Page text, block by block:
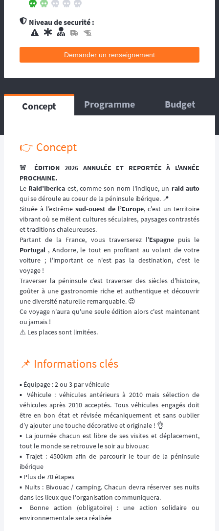
Niveau de securité :
contacts d’assistance médicale locale.
L’organisation dispose de médecin(s), et
d’une équipe médicale. Ils se répartissent sur
le circuit, ou suivent la progression de la
course. La balise satellitaire est fortement
conseillée pour les accidents qui pourraient
L’organisation dispose d’au moins une
poste ainsi que des médecins et équipes
médicales qui se répartissent sur le circuit,
ainsi que des médecins et équipes médicales
qui se répartissent sur le circuit, ou suivent la
progression de la course.
Demander un renseignement
Concept Programme Budget
👉 Concept
🚨 ÉDITION 2026 ANNULÉE ET REPORTÉE À L'ANNÉE
PROCHAINE.
Le Raid'Iberica est, comme son nom l'indique, un raid auto
qui se déroule au coeur de la péninsule ibérique. 📍
Située à l’extrêmesud-ouest de l’Europe, c'est un territoire
vibrant où se mêlent cultures séculaires, paysages contrastés
et traditions chaleureuses.
Partant de la France, vous traverserez l'Espagnepuis le
Portugal , Andorre, le tout en profitant au volant de votre
voiture ; l'important ce n'est pas la destination, c'est le
voyage !
Traverser la péninsule c’est traverser des siècles d’histoire,
goûter à une gastronomie riche et authentique et découvrir
une diversité naturelle remarquable. 😍
Ce voyage n'aura qu'une seule édition alors c'est maintenant
ou jamais !
⚠️ Les places sont limitées.
📌 Informations clés
▪️ Équipage : 2 ou 3 par véhicule
▪️ Véhicule : véhicules antérieurs à 2010 mais sélection de
véhicules après 2010 acceptés. Tous véhicules engagés doit
être en bon état et révisée mécaniquement et sans oublier
d’y ajouter une touche décorative et originale ! 👌
▪️ La journée chacun est libre de ses visites et déplacement,
tout le monde se retrouve le soir au bivouac
▪️ Trajet : 4500km afin de parcourir le tour de la péninsule
ibérique
▪️ Plus de 70 étapes
▪️ Nuits : Bivouac / camping. Chacun devra réserver ses nuits
dans les lieux que l'organisation communiquera.
▪️ Bonne action (obligatoire) : une action solidaire ou
environnementale sera réalisée